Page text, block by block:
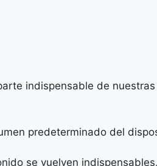
indispensable de
predeterminado del
se vuelven indispensables.